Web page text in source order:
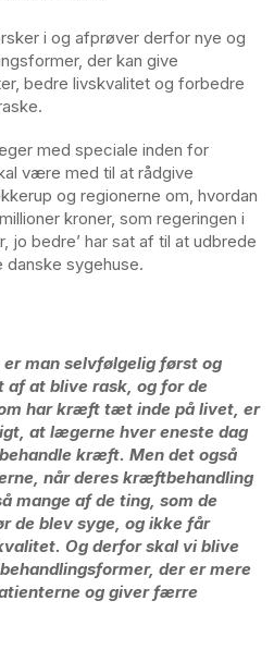
i og afprøver derfor nye og
der kan give
bedre livskvalitet og forbedre
med speciale inden for
være med til at rådgive
og regionerne om, hvordan
kroner, som regeringen i
jo bedre’ har sat af til at udbrede
sygehuse.
man selvfølgelig først og
af at blive rask, og for de
har kræft tæt inde på livet, er
at lægerne hver eneste dag
kræft. Men det også
når deres kræftbehandling
mange af de ting, som de
de blev syge, og ikke får
Og derfor skal vi blive
der er mere
og giver færre